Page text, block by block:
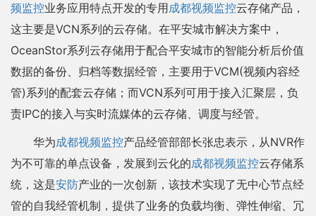
频监控业务应用特点开发的专用成都视频监控云存储产品，
这主要是VCN系列的云存储。在平安城市解决方案中，
OceanStor系列云存储用于配合平安城市的智能分析后价值
数据的备份、归档等数据经管，主要用于VCM(视频内容经
管)系列的配套云存储；而VCN系列可用于接入汇聚层，负
责IPC的接入与实时流媒体的云存储、调度与经管。
华为成都视频监控产品经管部部长张忠表示，从NVR作
为不可靠的单点设备，发展到云化的成都视频监控云存储系
统，这是安防产业的一次创新，该技术实现了无中心节点经
管的自我经管机制，提供了业务的负载均衡、弹性伸缩、冗